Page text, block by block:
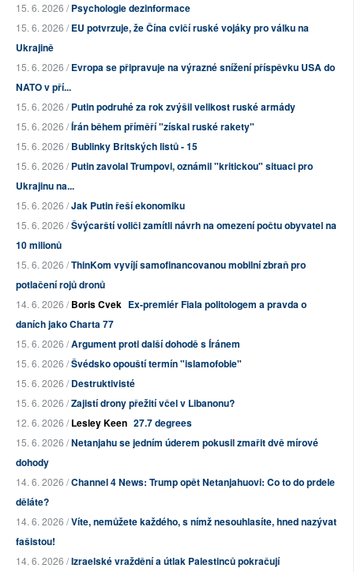
15. 6. 2026 /Psychologie dezinformace
15. 6. 2026 /EU potvrzuje, že Čína cvičí ruské vojáky pro válku na
Ukrajině
15. 6. 2026 /Evropa se připravuje na výrazné snížení příspěvku USA do
NATO v pří...
15. 6. 2026 /Putin podruhé za rok zvýšil velikost ruské armády
15. 6. 2026 /Írán během příměří "získal ruské rakety"
15. 6. 2026 /Bublinky Britských listů - 15
15. 6. 2026 /Putin zavolal Trumpovi, oznámil "kritickou" situaci pro
Ukrajinu na...
15. 6. 2026 /Jak Putin řeší ekonomiku
15. 6. 2026 /Švýcarští voliči zamítli návrh na omezení počtu obyvatel na
10 milionů
15. 6. 2026 /ThinKom vyvíjí samofinancovanou mobilní zbraň pro
potlačení rojů dronů
14. 6. 2026 /Boris Cvek Ex-premiér Fiala politologem a pravda o
daních jako Charta 77
15. 6. 2026 /Argument proti další dohodě s Íránem
15. 6. 2026 /Švédsko opouští termín "islamofobie"
15. 6. 2026 /Destruktivisté
15. 6. 2026 /Zajistí drony přežití včel v Libanonu?
12. 6. 2026 /Lesley Keen 27.7 degrees
15. 6. 2026 /Netanjahu se jedním úderem pokusil zmařit dvě mírové
dohody
14. 6. 2026 /Channel 4 News: Trump opět Netanjahuovi: Co to do prdele
děláte?
14. 6. 2026 /Víte, nemůžete každého, s nímž nesouhlasíte, hned nazývat
fašistou!
14. 6. 2026 /Izraelské vraždění a útlak Palestinců pokračují